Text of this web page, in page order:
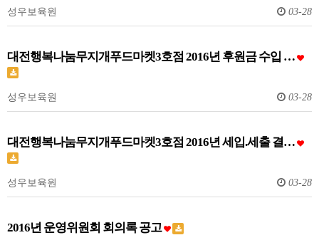
성우보육원 03-28
대전행복나눔무지개푸드마켓3호점 2016년 후원금 수입 …
성우보육원 03-28
대전행복나눔무지개푸드마켓3호점 2016년 세입.세출 결…
성우보육원 03-28
2016년 운영위원회 회의록 공고